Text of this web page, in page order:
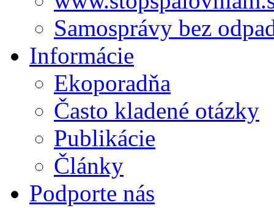
Samosprávy bez
Informácie
Ekoporadňa
Často kladené otázky
Publikácie
Články
Podporte nás